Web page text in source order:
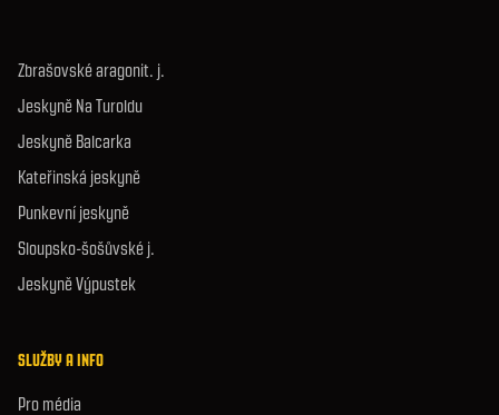
Zbrašovské aragonit. j.
Jeskyně Na Turoldu
Jeskyně Balcarka
Kateřinská jeskyně
Punkevní jeskyně
Sloupsko-šošůvské j.
Jeskyně Výpustek
SLUŽBY A INFO
Pro média